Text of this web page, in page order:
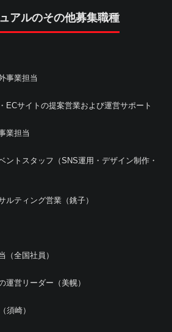
アルのその他募集職種
事業担当
ECサイトの提案営業および運営サポート
業担当
ントスタッフ（SNS運用・デザイン制作・
ルティング営業（銚子）
（全国社員）
運営リーダー（美幌）
須崎）